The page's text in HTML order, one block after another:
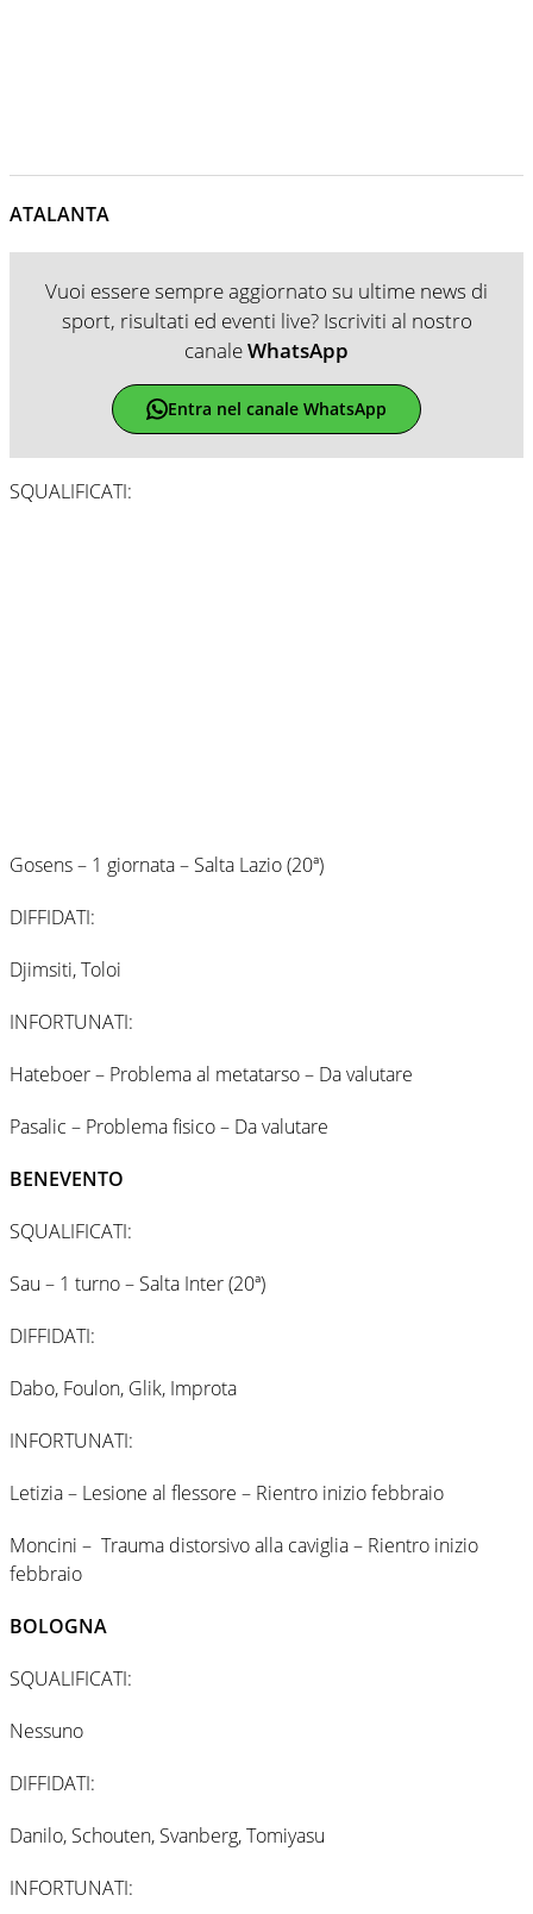
ATALANTA
Vuoi essere sempre aggiornato su ultime news di
sport, risultati ed eventi live? Iscriviti al nostro
canaleWhatsApp
Entra nel canale WhatsApp
SQUALIFICATI:
Gosens – 1 giornata – Salta Lazio (20ª)
DIFFIDATI:
Djimsiti, Toloi
INFORTUNATI:
Hateboer – Problema al metatarso – Da valutare
Pasalic – Problema fisico – Da valutare
BENEVENTO
SQUALIFICATI:
Sau – 1 turno – Salta Inter (20ª)
DIFFIDATI:
Dabo, Foulon, Glik, Improta
INFORTUNATI:
Letizia – Lesione al flessore – Rientro inizio febbraio
Moncini – Trauma distorsivo alla caviglia – Rientro inizio
febbraio
BOLOGNA
SQUALIFICATI:
Nessuno
DIFFIDATI:
Danilo, Schouten, Svanberg, Tomiyasu
INFORTUNATI: